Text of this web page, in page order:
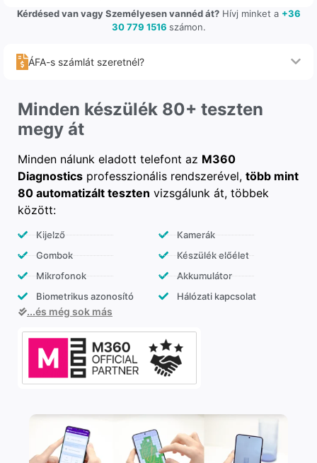
Kérdésed van vagy Személyesen vannéd át?Hívj minket a +36
30 779 1516 számon.
ÁFA-s számlát szeretnél?
Minden készülék 80+ teszten
megy át
Minden nálunk eladott telefont az M360
Diagnostics professzionális rendszerével, több mint
80 automatizált teszten vizsgálunk át, többek
között:
Kijelző
Gombok
Mikrofonok
Biometrikus azonosító
Kamerák
Készülék előélet
Akkumulátor
Hálózati kapcsolat
...és még sok más